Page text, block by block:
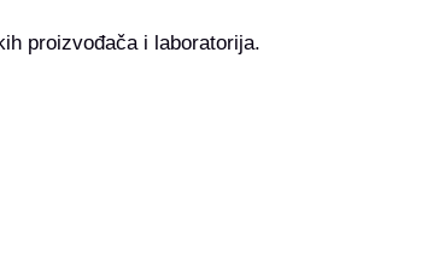
proizvođača i laboratorija.